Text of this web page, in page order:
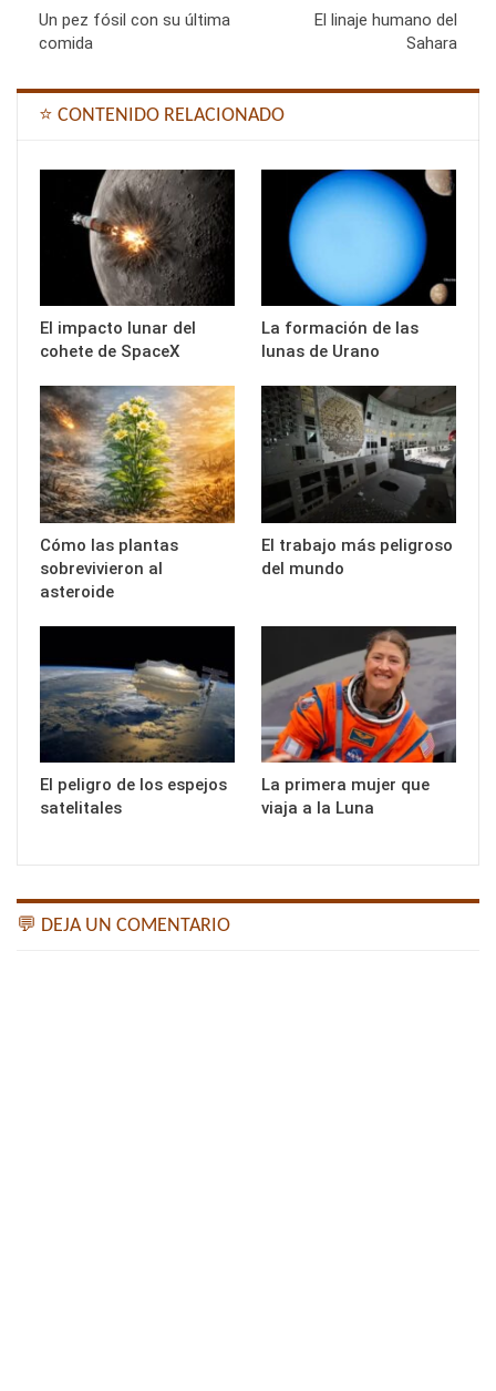
Un pez fósil con su última
comida
El linaje humano del
Sahara
⭐ CONTENIDO RELACIONADO
El impacto lunar del
cohete de SpaceX
La formación de las
lunas de Urano
Cómo las plantas
sobrevivieron al
asteroide
El trabajo más peligroso
del mundo
El peligro de los espejos
satelitales
La primera mujer que
viaja a la Luna
💬 DEJA UN COMENTARIO